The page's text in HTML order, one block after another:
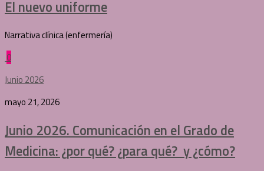
El nuevo uniforme
Narrativa clínica (enfermería)
0
Junio 2026
mayo 21, 2026
Junio 2026. Comunicación en el Grado de
Medicina: ¿por qué? ¿para qué? y ¿cómo?